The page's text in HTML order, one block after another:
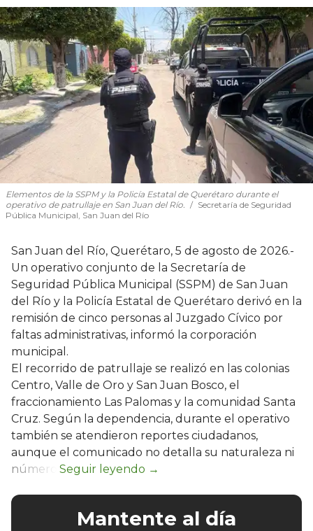
Elementos de la SSPM y la Policía Estatal de Querétaro durante el
operativo de patrullaje en San Juan del Río.
Secretaría de Seguridad
Pública Municipal, San Juan del Río
San Juan del Río, Querétaro, 5 de agosto de 2026.-
Un operativo conjunto de la Secretaría de
Seguridad Pública Municipal (SSPM) de San Juan
del Río y la Policía Estatal de Querétaro derivó en la
remisión de cinco personas al Juzgado Cívico por
faltas administrativas, informó la corporación
municipal.
El recorrido de patrullaje se realizó en las colonias
Centro, Valle de Oro y San Juan Bosco, el
fraccionamiento Las Palomas y la comunidad Santa
Cruz. Según la dependencia, durante el operativo
también se atendieron reportes ciudadanos,
aunque el comunicado no detalla su naturaleza ni
número.
Mantente al día